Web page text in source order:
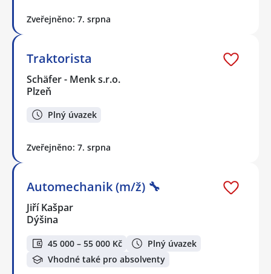
Zveřejněno: 7. srpna
Traktorista
Schäfer - Menk s.r.o.
Plzeň
Plný úvazek
Zveřejněno: 7. srpna
Automechanik (m/ž) 🔧
Jiří Kašpar
Dýšina
45 000 – 55 000 Kč
Plný úvazek
Vhodné také pro absolventy